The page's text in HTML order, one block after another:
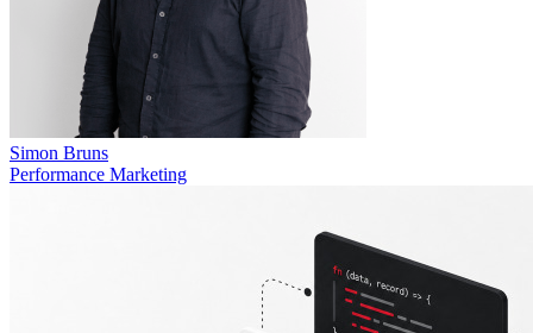
Simon Bruns
Performance Marketing